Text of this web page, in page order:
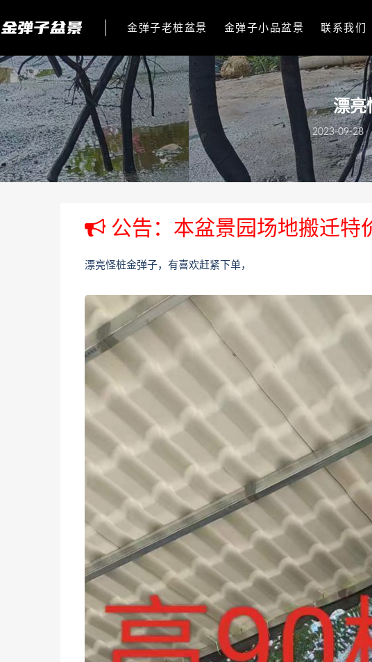
金弹子老桩盆景 金弹子小品盆景 联系我们
漂亮
2023-09-28
公告：本盆景园场地搬迁特
漂亮怪桩金弹子，有喜欢赶紧下单，